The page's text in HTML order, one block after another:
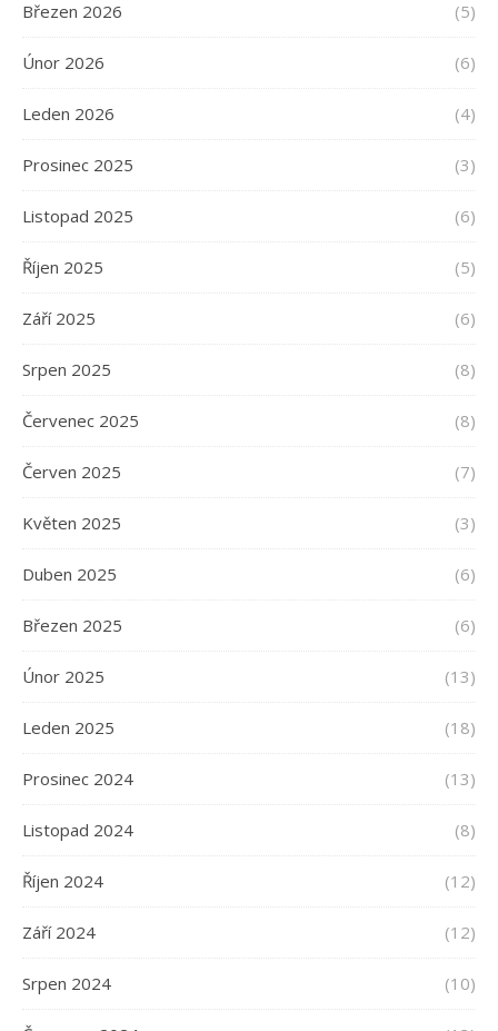
Březen 2026 (5)
Únor 2026 (6)
Leden 2026 (4)
Prosinec 2025 (3)
Listopad 2025 (6)
Říjen 2025 (5)
Září 2025 (6)
Srpen 2025 (8)
Červenec 2025 (8)
Červen 2025 (7)
Květen 2025 (3)
Duben 2025 (6)
Březen 2025 (6)
Únor 2025 (13)
Leden 2025 (18)
Prosinec 2024 (13)
Listopad 2024 (8)
Říjen 2024 (12)
Září 2024 (12)
Srpen 2024 (10)